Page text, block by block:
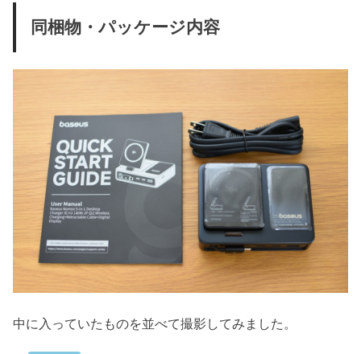
同梱物・パッケージ内容
中に入っていたものを並べて撮影してみました。